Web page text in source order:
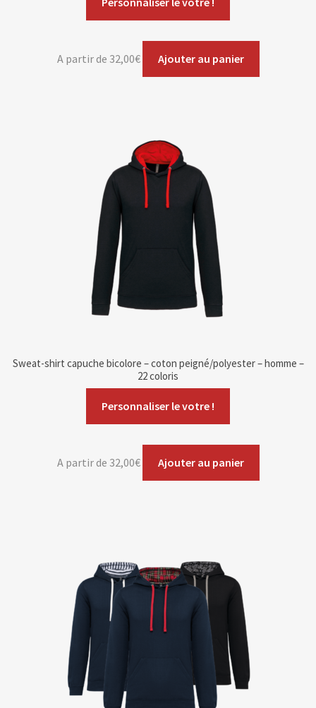
A partir de 32,00€ Ajouter au panier
Sweat-shirt capuche bicolore – coton peigné/polyester – homme –
22 coloris
Personnaliser le votre !
A partir de 32,00€ Ajouter au panier